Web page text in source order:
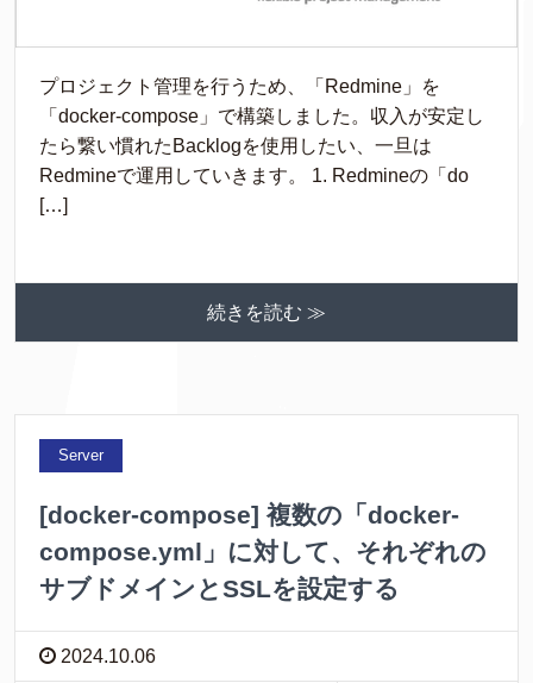
プロジェクト管理を行うため、「Redmine」を
「docker-compose」で構築しました。収入が安定し
たら繋い慣れたBacklogを使用したい、一旦は
Redmineで運用していきます。 1. Redmineの「do
[…]
続きを読む ≫
Server
[docker-compose] 複数の「docker-
compose.yml」に対して、それぞれの
サブドメインとSSLを設定する
2024.10.06